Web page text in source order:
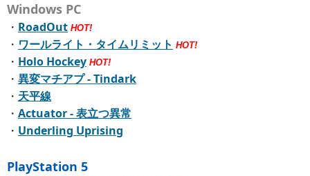
Windows PC
・ RoadOut HOT!
・ ワールライト・タイムリミット HOT!
・ Holo Hockey HOT!
・ 異変マチアプ - Tindark
・ 天平線
・ Actuator - 表立つ異常
・ Underling Uprising
PlayStation 5